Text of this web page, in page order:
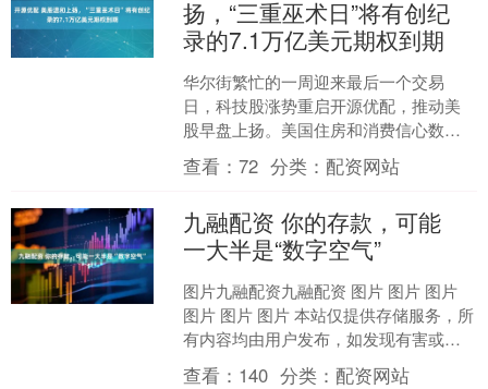
扬，“三重巫术日”将有创纪
录的7.1万亿美元期权到期
华尔街繁忙的一周迎来最后一个交易
日，科技股涨势重启开源优配，推动美
股早盘上扬。美国住房和消费信心数据
发布后，标普维持超过0.7%的涨幅，道
指涨0.5%，纳指涨1....
查看：72 分类：配资网站
九融配资 你的存款，可能
一大半是“数字空气”
图片九融配资九融配资 图片 图片 图片
图片 图片 图片 本站仅提供存储服务，所
有内容均由用户发布，如发现有害或侵
权内容，请点击举报。....
查看： 140 分类：配资网站